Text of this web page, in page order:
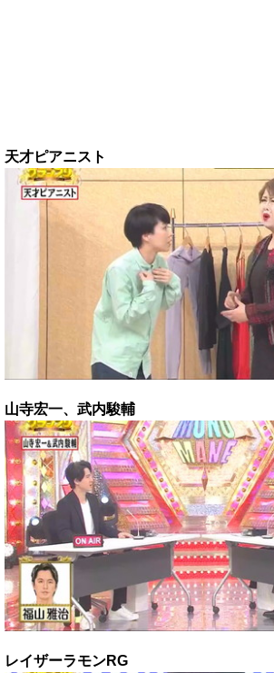
天才ピアニスト
山寺宏一、武内駿輔
レイザーラモンRG